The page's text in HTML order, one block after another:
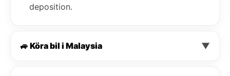
deposition.
🚙 Köra bil i Malaysia ▼